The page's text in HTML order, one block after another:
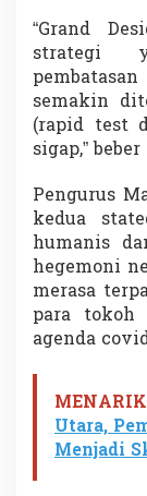
“Grand
strategi
semakin
(rapid test
sigap,”
Pengurus
kedua
humanis
hegemoni
merasa
para tokoh
agenda
Utara,
Menjadi